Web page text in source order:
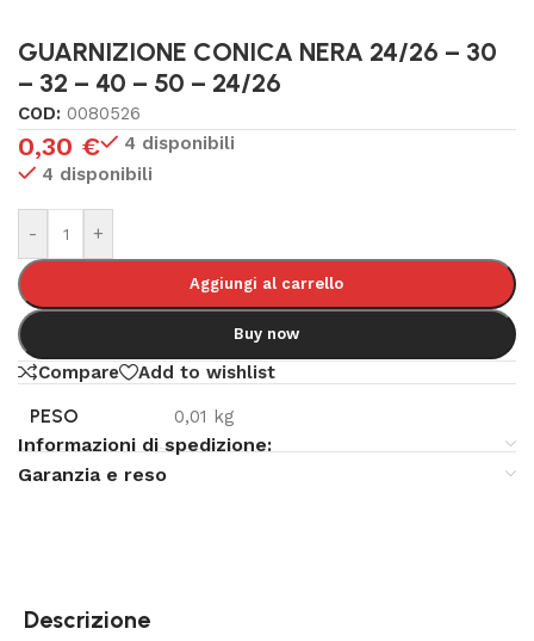
GUARNIZIONE CONICA NERA 24/26 – 30
– 32 – 40 – 50 – 24/26
COD: 0080526
0,30 €
4 disponibili
4 disponibili
- +
Aggiungi al carrello
Buy now
Compare Add to wishlist
PESO 0,01 kg
Informazioni di spedizione:
Garanzia e reso
Descrizione